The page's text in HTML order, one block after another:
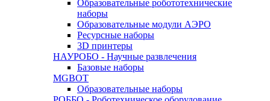
Образовательные робототехнические
наборы
Образовательные модули АЭРО
Ресурсные наборы
3D принтеры
НАУРОБО - Научные развлечения
Базовые наборы
MGBOT
Образовательные наборы